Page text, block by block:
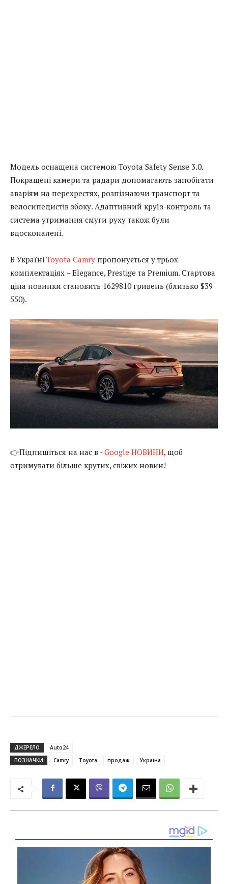
Модель оснащена системою Toyota Safety Sense 3.0.
Покращені камери та радари допомагають запобігати
аваріям на перехрестях, розпізнаючи транспорт та
велосипедистів збоку. Адаптивний круїз-контроль та
система утримання смуги руху також були
вдосконалені.
В Україні Toyota Camry пропонується у трьох
комплектаціях – Elegance, Prestige та Premium. Стартова
ціна новинки становить 1629810 гривень (близько $39
550).
👉Підпишіться на нас в -Google НОВИНИ, щоб
отримувати більше крутих, свіжих новин!
ДЖЕРЕЛО
Auto24
ПОЗНАЧКИ
Camry Toyota продаж Україна